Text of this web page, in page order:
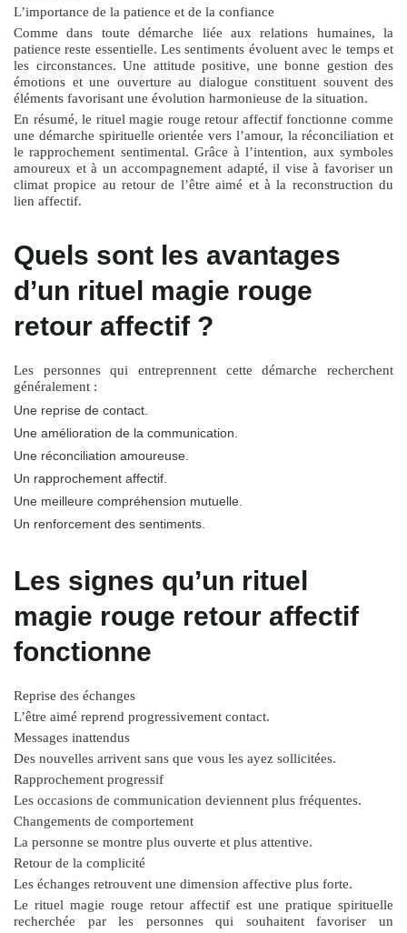
L’importance de la patience et de la confiance
Comme dans toute démarche liée aux relations humaines, la
patience reste essentielle. Les sentiments évoluent avec le temps et
les circonstances. Une attitude positive, une bonne gestion des
émotions et une ouverture au dialogue constituent souvent des
éléments favorisant une évolution harmonieuse de la situation.
En résumé, le rituel magie rouge retour affectiffonctionne comme
une démarche spirituelle orientée vers l’amour, la réconciliation et
le rapprochement sentimental. Grâce à l’intention, aux symboles
amoureux et à un accompagnement adapté, il vise à favoriser un
climat propice au retour de l’être aimé et à la reconstruction du
lien affectif.
Quels sont les avantages
d’un rituel magie rouge
retour affectif ?
Les personnes qui entreprennent cette démarche recherchent
généralement :
Une reprise de contact.
Une amélioration de la communication.
Une réconciliation amoureuse.
Un rapprochement affectif.
Une meilleure compréhension mutuelle.
Un renforcement des sentiments.
Les signes qu’un rituel
magie rouge retour affectif
fonctionne
Reprise des échanges
L’être aimé reprend progressivement contact.
Messages inattendus
Des nouvelles arrivent sans que vous les ayez sollicitées.
Rapprochement progressif
Les occasions de communication deviennent plus fréquentes.
Changements de comportement
La personne se montre plus ouverte et plus attentive.
Retour de la complicité
Les échanges retrouvent une dimension affective plus forte.
Le rituel magie rouge retour affectif est une pratique spirituelle
recherchée par les personnes qui souhaitent favoriser un